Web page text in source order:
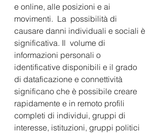
e online, alle posizioni e ai
movimenti.  La  possibilità di
causare danni individuali e sociali è
significativa. Il  volume di
informazioni personali o
identificative disponibili e il grado
di dataficazione e connettività
significano che è possibile creare
rapidamente e in remoto profili
completi di individui, gruppi di
interesse, istituzioni, gruppi politici